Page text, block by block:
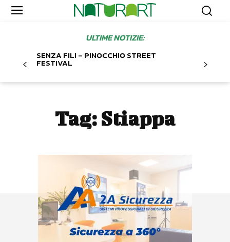
ULTIME NOTIZIE:
SENZA FILI – PINOCCHIO STREET
FESTIVAL
Tag: Stiappa